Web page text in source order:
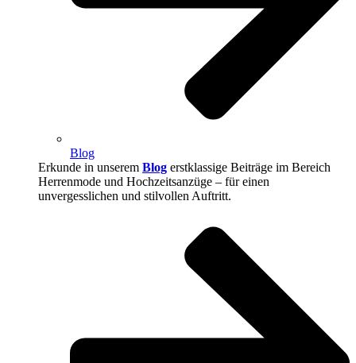
Blog
Erkunde in unserem Blog erstklassige Beiträge im Bereich
Herrenmode und Hochzeitsanzüge – für einen
unvergesslichen und stilvollen Auftritt.